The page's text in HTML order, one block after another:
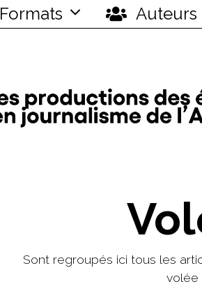
Formats Auteurs
Sont regroupés ici tous les
volée